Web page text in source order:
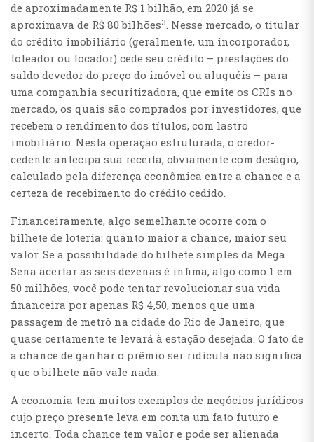
de aproximadamente R$ 1 bilhão, em 2020 já se
aproximava de R$ 80 bilhões3. Nesse mercado, o titular
do crédito imobiliário (geralmente, um incorporador,
loteador ou locador) cede seu crédito – prestações do
saldo devedor do preço do imóvel ou aluguéis – para
uma companhia securitizadora, que emite os CRIs no
mercado, os quais são comprados por investidores, que
recebem o rendimento dos títulos, com lastro
imobiliário. Nesta operação estruturada, o credor-
cedente antecipa sua receita, obviamente com deságio,
calculado pela diferença econômica entre a chance e a
certeza de recebimento do crédito cedido.
Financeiramente, algo semelhante ocorre com o
bilhete de loteria: quanto maior a chance, maior seu
valor. Se a possibilidade do bilhete simples da Mega
Sena acertar as seis dezenas é ínfima, algo como 1 em
50 milhões, você pode tentar revolucionar sua vida
financeira por apenas R$ 4,50, menos que uma
passagem de metrô na cidade do Rio de Janeiro, que
quase certamente te levará à estação desejada. O fato de
a chance de ganhar o prêmio ser ridícula não significa
que o bilhete não vale nada.
A economia tem muitos exemplos de negócios jurídicos
cujo preço presente leva em conta um fato futuro e
incerto. Toda chance tem valor e pode ser alienada